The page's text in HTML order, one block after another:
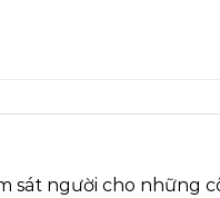
sát người cho những